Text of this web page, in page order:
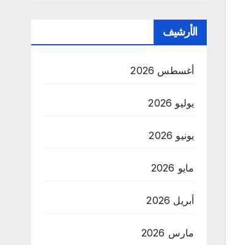
الأرشيف
أغسطس 2026
يوليو 2026
يونيو 2026
مايو 2026
أبريل 2026
مارس 2026